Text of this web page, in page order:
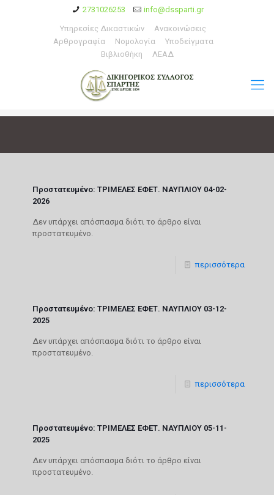
2731026253 info@dssparti.gr
Υπηρεσίες Δικαστικών
Ανακοινώσεις
Αρθρογραφία
Νομολογία
Υποδείγματα
Βιβλιοθήκη
ΛΕΑΔ
Πρoστατευμένο: ΤΡΙΜΕΛΕΣ ΕΦΕΤ. ΝΑΥΠΛΙΟΥ 04-02-
2026
Δεν υπάρχει απόσπασμα διότι το άρθρο είναι
προστατευμένο.
περισσότερα
Πρoστατευμένο: ΤΡΙΜΕΛΕΣ ΕΦΕΤ. ΝΑΥΠΛΙΟΥ 03-12-
2025
Δεν υπάρχει απόσπασμα διότι το άρθρο είναι
προστατευμένο.
περισσότερα
Πρoστατευμένο: ΤΡΙΜΕΛΕΣ ΕΦΕΤ. ΝΑΥΠΛΙΟΥ 05-11-
2025
Δεν υπάρχει απόσπασμα διότι το άρθρο είναι
προστατευμένο.